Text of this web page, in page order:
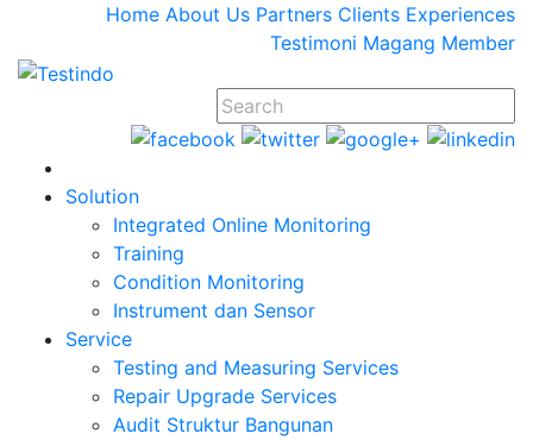
Home About Us Partners Clients Experiences
Testimoni Magang Member
Solution
Integrated Online Monitoring
Training
Condition Monitoring
Instrument dan Sensor
Service
Testing and Measuring Services
Repair Upgrade Services
Audit Struktur Bangunan